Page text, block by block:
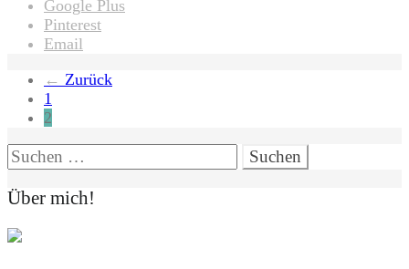
Google Plus
Pinterest
Email
Seitennummerierung
der
Beiträge
← Zurück
1
2
Suchen
nach:
Über mich!